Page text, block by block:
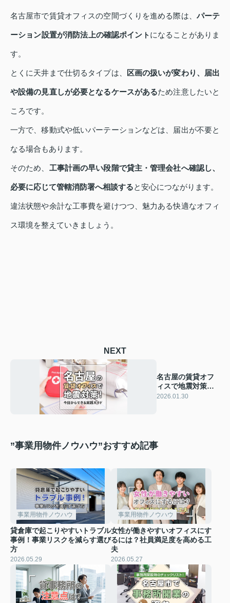
名古屋市で賃貸オフィスの空間づくりを進める際は、 パーテ
ーション設置が消防法上の確認ポイン トになることがありま
す。
とくに天井まで仕切るタイプは、 区画の扱いが変わり、届出
や設備の見直しが必要となるケースがあるため注意したいと
ころです。
一方で、移動式や低いパーテーションなどは、届出が不要と
なる場合もあります。
そのため、 工事計画の早い段階で貸主・管理会社へ確認し、
必要に応じて管轄消防署へ相談すると安心につながります。
違法状態や余計な工事費を避けつつ、魅力ある快適なオフィ
ス環境を整えていきましょう。
NEXT
名古屋の賃貸オフ
ィスで地震対策！
今日からできる実
2026.01.30
”事業用物件ノウハウ”おすすめ記事
事業用物件ノウハウ
貸倉庫で起こりやすいトラブル
事例！事業リスクを減らす選び
方
2026.05.29
事業用物件ノウハウ
女性が働きやすいオフィスにす
るには？社員満足度を高める工
夫
2026.05.27